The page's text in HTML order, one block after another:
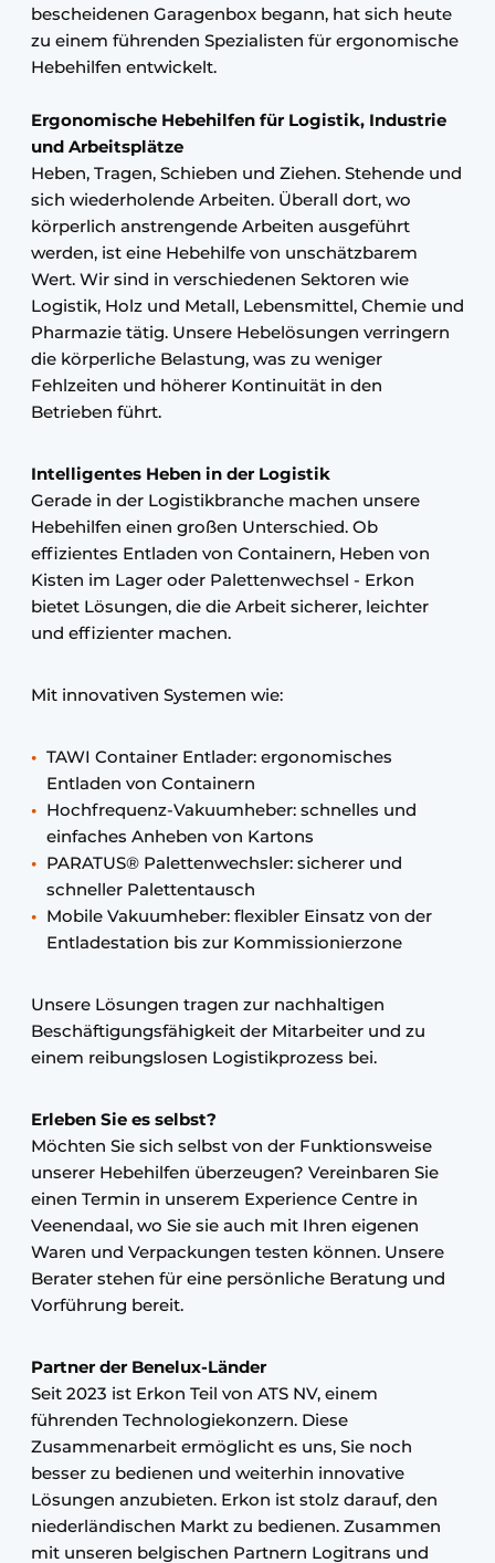
bescheidenen Garagenbox begann, hat sich heute
zu einem führenden Spezialisten für ergonomische
Hebehilfen entwickelt.
Ergonomische Hebehilfen für Logistik, Industrie
und Arbeitsplätze
Heben, Tragen, Schieben und Ziehen. Stehende und
sich wiederholende Arbeiten. Überall dort, wo
körperlich anstrengende Arbeiten ausgeführt
werden, ist eine Hebehilfe von unschätzbarem
Wert. Wir sind in verschiedenen Sektoren wie
Logistik, Holz und Metall, Lebensmittel, Chemie und
Pharmazie tätig. Unsere Hebelösungen verringern
die körperliche Belastung, was zu weniger
Fehlzeiten und höherer Kontinuität in den
Betrieben führt.
Intelligentes Heben in der Logistik
Gerade in der Logistikbranche machen unsere
Hebehilfen einen großen Unterschied. Ob
effizientes Entladen von Containern, Heben von
Kisten im Lager oder Palettenwechsel - Erkon
bietet Lösungen, die die Arbeit sicherer, leichter
und effizienter machen.
Mit innovativen Systemen wie:
TAWI Container Entlader: ergonomisches
Entladen von Containern
Hochfrequenz-Vakuumheber: schnelles und
einfaches Anheben von Kartons
PARATUS® Palettenwechsler: sicherer und
schneller Palettentausch
Mobile Vakuumheber: flexibler Einsatz von der
Entladestation bis zur Kommissionierzone
Unsere Lösungen tragen zur nachhaltigen
Beschäftigungsfähigkeit der Mitarbeiter und zu
einem reibungslosen Logistikprozess bei.
Erleben Sie es selbst?
Möchten Sie sich selbst von der Funktionsweise
unserer Hebehilfen überzeugen? Vereinbaren Sie
einen Termin in unserem Experience Centre in
Veenendaal, wo Sie sie auch mit Ihren eigenen
Waren und Verpackungen testen können. Unsere
Berater stehen für eine persönliche Beratung und
Vorführung bereit.
Partner der Benelux-Länder
Seit 2023 ist Erkon Teil von ATS NV, einem
führenden Technologiekonzern. Diese
Zusammenarbeit ermöglicht es uns, Sie noch
besser zu bedienen und weiterhin innovative
Lösungen anzubieten. Erkon ist stolz darauf, den
niederländischen Markt zu bedienen. Zusammen
mit unseren belgischen Partnern Logitrans und